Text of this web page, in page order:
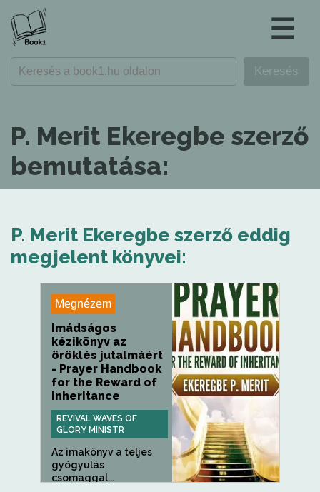
☰
P. Merit Ekeregbe szerző
bemutatása:
P. Merit Ekeregbe szerző eddig
megjelent könyvei:
Megnézem
Imádságos
kézikönyv az
öröklés jutalmáért
- Prayer Handbook
for the Reward of
Inheritance
REVIVAL WAVES OF
GLORY MINISTR
Az imakönyv a teljes
gyógyulás
csomaggal...